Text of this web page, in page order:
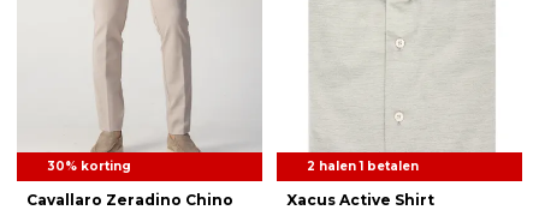
30% korting
Cavallaro Zeradino Chino
2 halen 1 betalen
Xacus Active Shirt